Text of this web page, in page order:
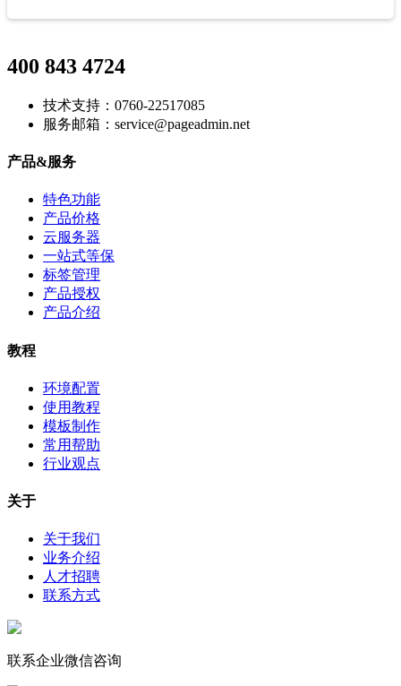
400 843 4724
技术支持：0760-22517085
服务邮箱：service@pageadmin.net
产品&服务
特色功能
产品价格
云服务器
一站式等保
标签管理
产品授权
产品介绍
教程
环境配置
使用教程
模板制作
常用帮助
行业观点
关于
关于我们
业务介绍
人才招聘
联系方式
联系企业微信咨询